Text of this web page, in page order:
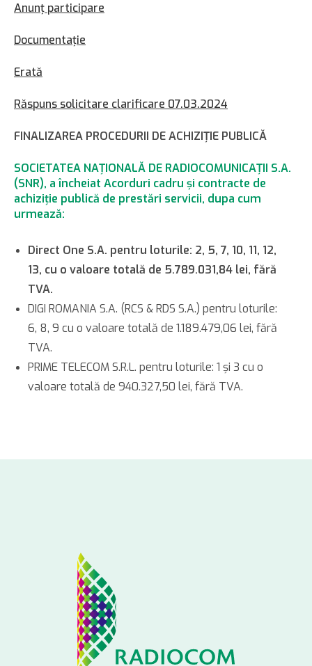
Anunţ participare
Documentaţie
Erată
Răspuns solicitare clarificare 07.03.2024
FINALIZAREA PROCEDURII DE ACHIZIŢIE PUBLICĂ
SOCIETATEA NAŢIONALĂ DE RADIOCOMUNICAŢII S.A.
(SNR), a încheiat Acorduri cadru şi contracte de
achiziţie publică de prestări servicii, dupa cum
urmează:
Direct One S.A. pentru loturile: 2, 5, 7, 10, 11, 12,
13, cu o valoare totală de 5.789.031,84 lei, fără
TVA.
DIGI ROMANIA S.A. (RCS & RDS S.A.) pentru loturile:
6, 8, 9 cu o valoare totală de 1.189.479,06 lei, fără
TVA.
PRIME TELECOM S.R.L. pentru loturile: 1 şi 3 cu o
valoare totală de 940.327,50 lei, fără TVA.